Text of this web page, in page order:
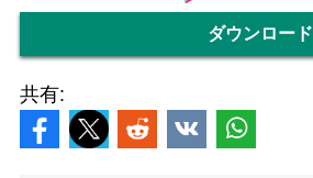
ダウンロード
共有: